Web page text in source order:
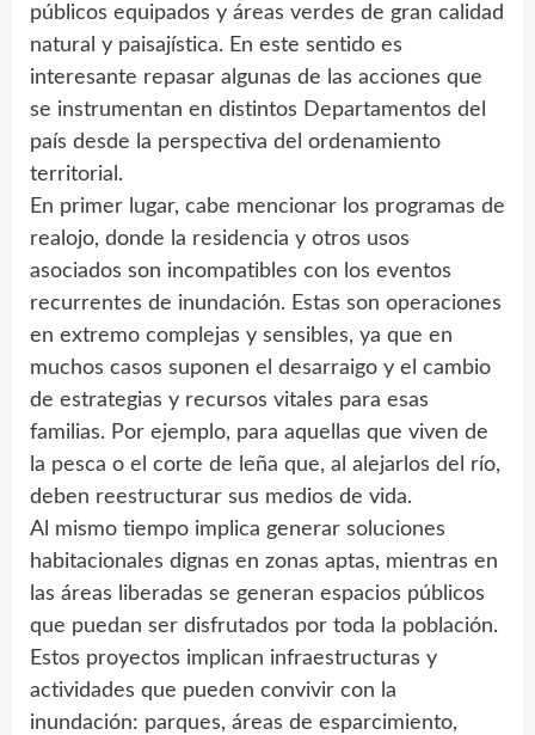
públicos equipados y áreas verdes de gran calidad
natural y paisajística. En este sentido es
interesante repasar algunas de las acciones que
se instrumentan en distintos Departamentos del
país desde la perspectiva del ordenamiento
territorial.
En primer lugar, cabe mencionar los programas de
realojo, donde la residencia y otros usos
asociados son incompatibles con los eventos
recurrentes de inundación. Estas son operaciones
en extremo complejas y sensibles, ya que en
muchos casos suponen el desarraigo y el cambio
de estrategias y recursos vitales para esas
familias. Por ejemplo, para aquellas que viven de
la pesca o el corte de leña que, al alejarlos del río,
deben reestructurar sus medios de vida.
Al mismo tiempo implica generar soluciones
habitacionales dignas en zonas aptas, mientras en
las áreas liberadas se generan espacios públicos
que puedan ser disfrutados por toda la población.
Estos proyectos implican infraestructuras y
actividades que pueden convivir con la
inundación: parques, áreas de esparcimiento,